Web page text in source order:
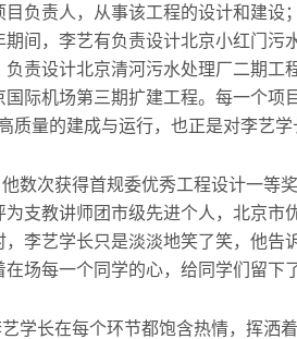
负责人，从事该工程的设计和建设
间，李艺有负责设计北京小红门污
责设计北京清河污水处理厂二期工
际机场第三期扩建工程。每一个项
量的建成与运行，也正是对李艺学
次获得首规委优秀工程设计一等
支教讲师团市级先进个人，北京市
李艺学长只是淡淡地笑了笑，他告
场每一个同学的心，给同学们留下
学长在每个环节都饱含热情，挥洒